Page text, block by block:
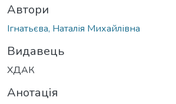
Автори
Ігнатьєва, Наталія Михайлівна
Видавець
ХДАК
Анотація